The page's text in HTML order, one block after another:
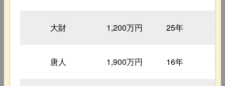
大財 1,200万円 25年
唐人 1,900万円 16年